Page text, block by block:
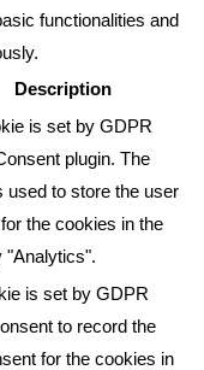
functionalities and
Description
is set by GDPR
plugin. The
used to store the user
the cookies in the
"Analytics".
is set by GDPR
to record the
for the cookies in